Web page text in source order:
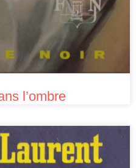
l’ombre